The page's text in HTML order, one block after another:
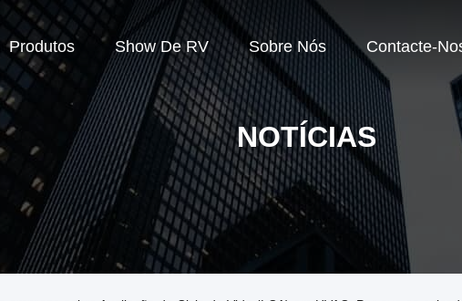
Produtos Show De RV Sobre Nós Contacte-
NOTÍCIAS